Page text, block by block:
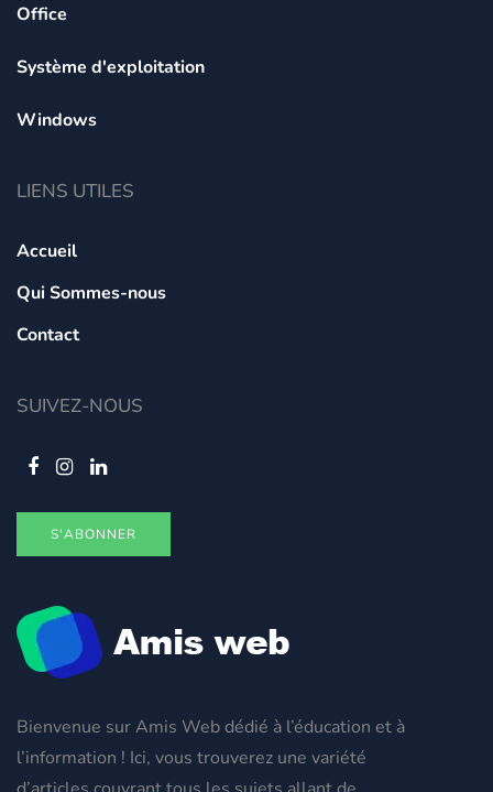
Bienvenue sur Amis Web dédié à l’éducation et à
l’information ! Ici, vous trouverez une variété
Office
Système d'exploitation
Windows
LIENS UTILES
Accueil
Qui Sommes-nous
Contact
SUIVEZ-NOUS
S'ABONNER